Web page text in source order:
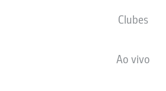
Clubes
Ao vivo
sex., 02.04.2027 - dom.,